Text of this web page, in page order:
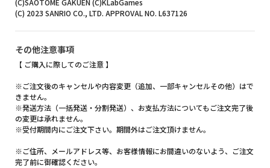
(C)SAOTOME GAKUEN (C)KLabGames
(C) 2023 SANRIO CO., LTD. APPROVAL NO. L637126
その他注意事項
【 ご購入に際してのご注意 】
※ご注文後のキャンセルや内容変更（追加、一部キャンセルその他）はで
きません。
※発送方法（一括発送・分割発送）、お支払方法についてもご注文完了後
の変更は承れません。
※受付期間内にご注文下さい。期間外はご注文頂けません。
※ご住所、メールアドレス等、お客様情報にお間違いのないよう、ご注文
完了前に御確認ください。